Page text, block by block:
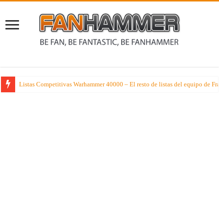
Listas Competitivas Warhammer 40000 – El resto de listas del equipo de